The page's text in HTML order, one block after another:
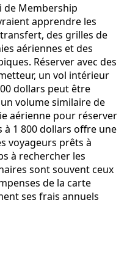
Membership
apprendre les
des grilles de
aériennes et des
Réserver avec des
un vol intérieur
dollars peut être
volume similaire de
aérienne pour réserver
à 1 800 dollars offre une
voyageurs prêts à
à rechercher les
sont souvent ceux
de la carte
ses frais annuels